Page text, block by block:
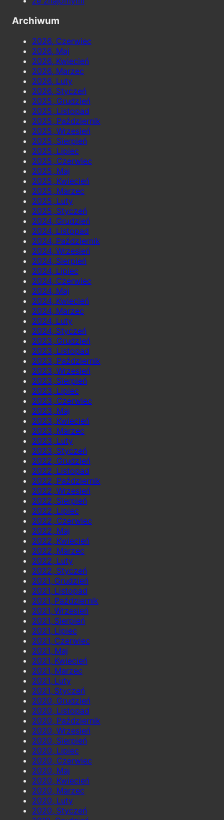
Archiwum
2026, Czerwiec
2026, Maj
2026, Kwiecień
2026, Marzec
2026, Luty
2026, Styczeń
2025, Grudzień
2025, Listopad
2025, Październik
2025, Wrzesień
2025, Sierpień
2025, Lipiec
2025, Czerwiec
2025, Maj
2025, Kwiecień
2025, Marzec
2025, Luty
2025, Styczeń
2024, Grudzień
2024, Listopad
2024, Październik
2024, Wrzesień
2024, Sierpień
2024, Lipiec
2024, Czerwiec
2024, Maj
2024, Kwiecień
2024, Marzec
2024, Luty
2024, Styczeń
2023, Grudzień
2023, Listopad
2023, Październik
2023, Wrzesień
2023, Sierpień
2023, Lipiec
2023, Czerwiec
2023, Maj
2023, Kwiecień
2023, Marzec
2023, Luty
2023, Styczeń
2022, Grudzień
2022, Listopad
2022, Październik
2022, Wrzesień
2022, Sierpień
2022, Lipiec
2022, Czerwiec
2022, Maj
2022, Kwiecień
2022, Marzec
2022, Luty
2022, Styczeń
2021, Grudzień
2021, Listopad
2021, Październik
2021, Wrzesień
2021, Sierpień
2021, Lipiec
2021, Czerwiec
2021, Maj
2021, Kwiecień
2021, Marzec
2021, Luty
2021, Styczeń
2020, Grudzień
2020, Listopad
2020, Październik
2020, Wrzesień
2020, Sierpień
2020, Lipiec
2020, Czerwiec
2020, Maj
2020, Kwiecień
2020, Marzec
2020, Luty
2020, Styczeń